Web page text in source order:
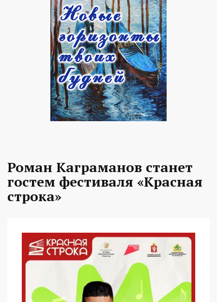
Роман Каграманов станет
гостем фестиваля «Красная
строка»